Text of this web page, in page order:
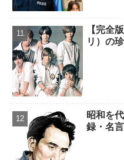
【完全
リ）の
昭和を
録・名